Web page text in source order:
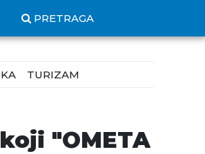
PRETRAGA
TURIZAM
"OMETA